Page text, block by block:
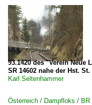
93.1420 des "Verein Neue
SR 14602 nahe der Hst.
Karl Seltenhammer
Österreich / Dampfloks / BR